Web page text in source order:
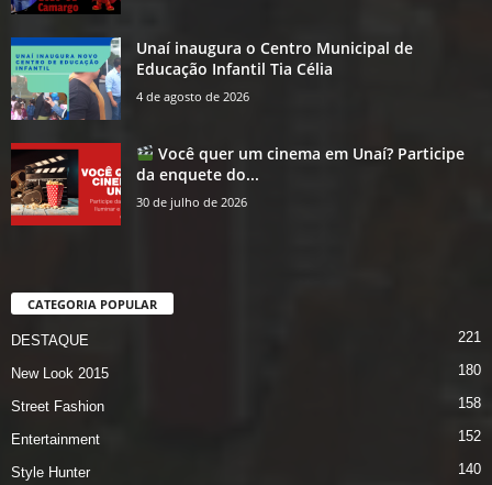
Unaí inaugura o Centro Municipal de
Educação Infantil Tia Célia
4 de agosto de 2026
Você quer um cinema em Unaí? Participe
da enquete do...
30 de julho de 2026
CATEGORIA POPULAR
DESTAQUE 221
New Look 2015 180
Street Fashion 158
Entertainment 152
Style Hunter 140